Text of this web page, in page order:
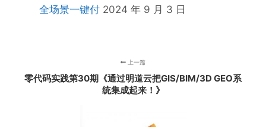
全场景一键付2024 年 9 月 3 日
上一篇
零代码实践第30期《通过明道云把GIS/BIM/3D GEO系
统集成起来！》